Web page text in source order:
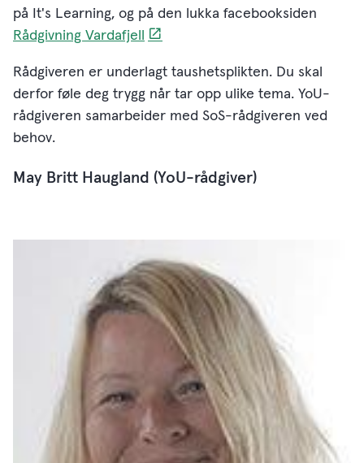
på It's Learning, og på den lukka facebooksiden
Rådgivning Vardafjell
Rådgiveren er underlagt taushetsplikten. Du skal
derfor føle deg trygg når tar opp ulike tema. YoU-
rådgiveren samarbeider med SoS-rådgiveren ved
behov.
May Britt Haugland (YoU-rådgiver)